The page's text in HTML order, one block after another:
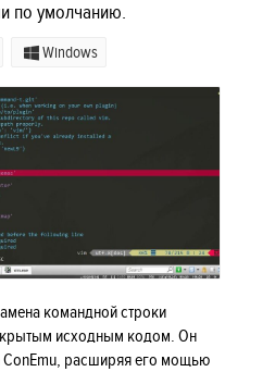
по умолчанию.
Windows
командной строки
исходным кодом. Он
ConEmu, расширяя его мощью